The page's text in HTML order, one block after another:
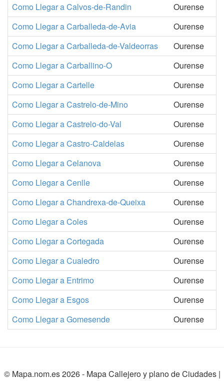
Como Llegar a Calvos-de-Randin
Ourense
Como Llegar a Carballeda-de-Avia
Ourense
Como Llegar a Carballeda-de-Valdeorras
Ourense
Como Llegar a Carballino-O
Ourense
Como Llegar a Cartelle
Ourense
Como Llegar a Castrelo-de-Mino
Ourense
Como Llegar a Castrelo-do-Val
Ourense
Como Llegar a Castro-Caldelas
Ourense
Como Llegar a Celanova
Ourense
Como Llegar a Cenlle
Ourense
Como Llegar a Chandrexa-de-Queixa
Ourense
Como Llegar a Coles
Ourense
Como Llegar a Cortegada
Ourense
Como Llegar a Cualedro
Ourense
Como Llegar a Entrimo
Ourense
Como Llegar a Esgos
Ourense
Como Llegar a Gomesende
Ourense
© Mapa.nom.es 2026 - Mapa Callejero y plano de Ciudades|